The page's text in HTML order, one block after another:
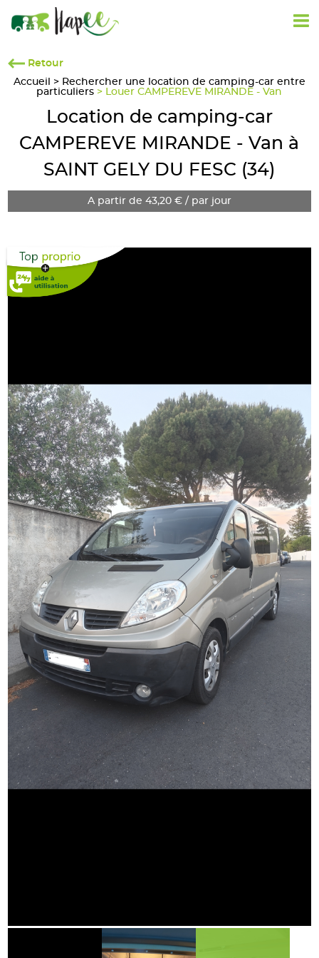
Retour
Accueil
> Rechercher une location de camping-car entre
particuliers > Louer CAMPEREVE MIRANDE - Van
Location de camping-car
CAMPEREVE MIRANDE - Van à
SAINT GELY DU FESC (34)
A partir de 43,20 € / par jour